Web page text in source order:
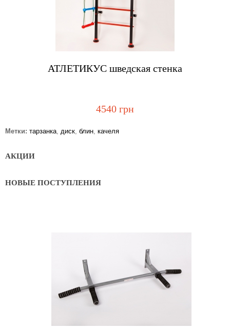
АТЛЕТИКУС шведская стенка
4540 грн
Метки: тарзанка диск блин качеля
АКЦИИ
НОВЫЕ ПОСТУПЛЕНИЯ